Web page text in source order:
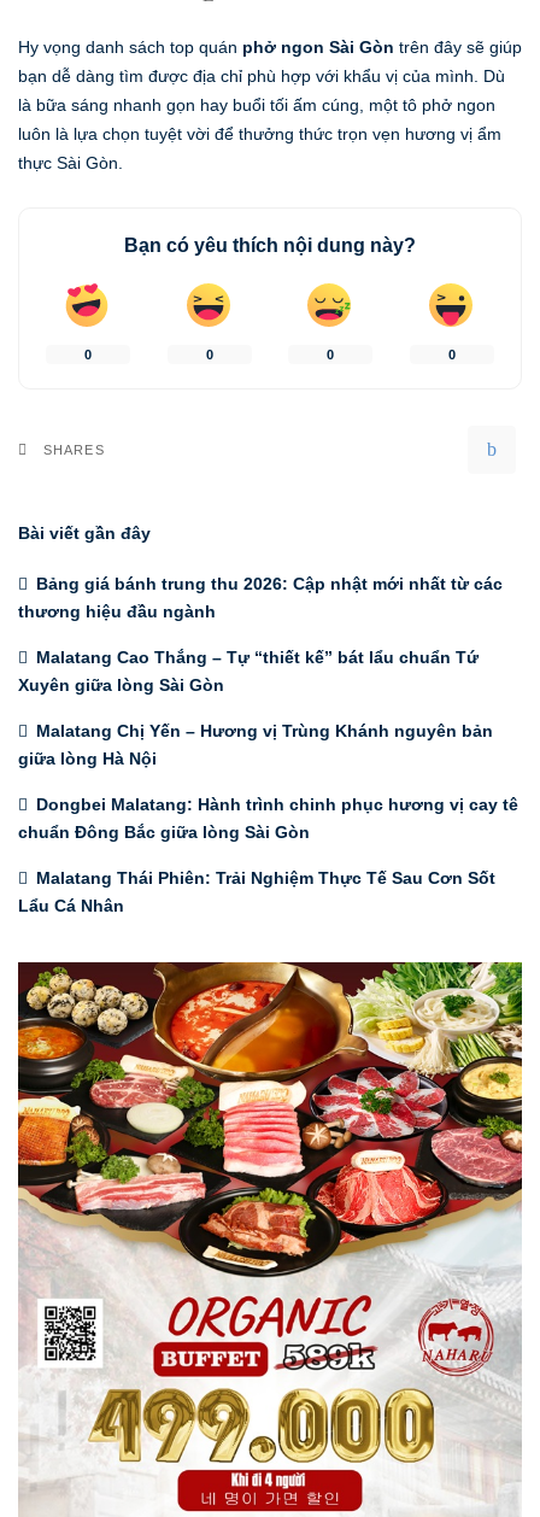
Hy vọng danh sách top quán phở ngon Sài Gòn trên đây sẽ giúp
bạn dễ dàng tìm được địa chỉ phù hợp với khẩu vị của mình. Dù
là bữa sáng nhanh gọn hay buổi tối ấm cúng, một tô phở ngon
luôn là lựa chọn tuyệt vời để thưởng thức trọn vẹn hương vị ẩm
thực Sài Gòn.
Bạn có yêu thích nội dung này?
0 0 0 0
SHARES
Bài viết gần đây
Bảng giá bánh trung thu 2026: Cập nhật mới nhất từ các
thương hiệu đầu ngành
Malatang Cao Thắng – Tự “thiết kế” bát lẩu chuẩn Tứ
Xuyên giữa lòng Sài Gòn
Malatang Chị Yến – Hương vị Trùng Khánh nguyên bản
giữa lòng Hà Nội
Dongbei Malatang: Hành trình chinh phục hương vị cay tê
chuẩn Đông Bắc giữa lòng Sài Gòn
Malatang Thái Phiên: Trải Nghiệm Thực Tế Sau Cơn Sốt
Lẩu Cá Nhân